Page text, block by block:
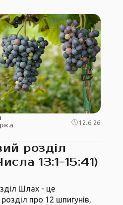
12.6.26
розділ
13:1-15:41)
Шлах - це
про 12 шпигунів,